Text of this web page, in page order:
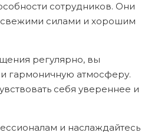
сотрудников. Они
свежими силами и хорошим
регулярно, вы
гармоничную атмосферу.
себя увереннее и
и наслаждайтесь